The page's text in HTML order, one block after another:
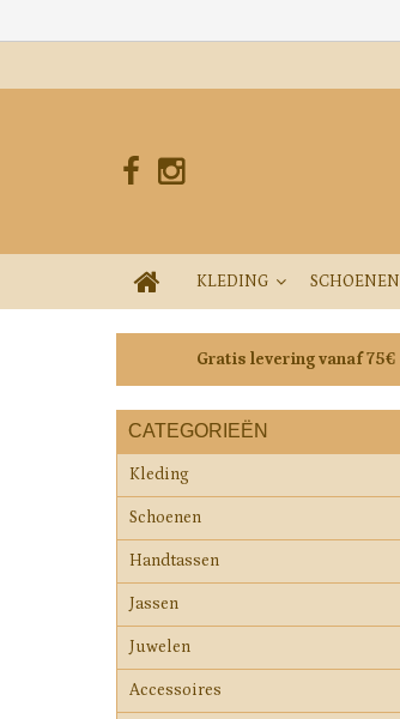
KLEDING SCHOENEN
Gratis levering vanaf 75€
CATEGORIEËN
Kleding
Schoenen
Handtassen
Jassen
Juwelen
Accessoires